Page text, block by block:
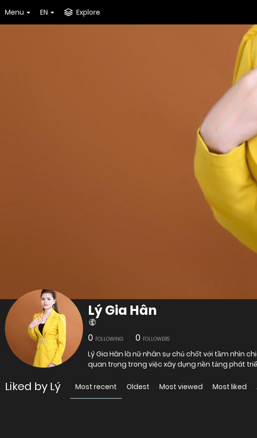
Menu EN Explore
Lý Gia Hân
0 FOLLOWING 0 FOLLOWERS
Lý Gia Hân là nữ nhân sự chủ chốt với tầm nhìn
quan trọng trong việc xây dựng nền tảng phát
Liked by Lý Most recent Oldest Most viewed Most liked